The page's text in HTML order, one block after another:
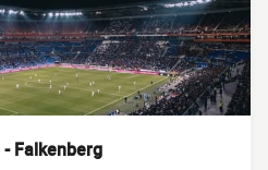
Falkenberg